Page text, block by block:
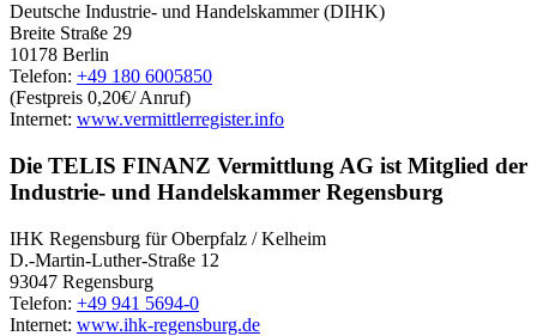
Deutsche Industrie- und Handelskammer (DIHK)
Breite Straße 29
10178 Berlin
Telefon: +49 180 6005850
(Festpreis 0,20€/ Anruf)
Internet: www.vermittlerregister.info
Die TELIS FINANZ Vermittlung AG ist Mitglied der
Industrie- und Handelskammer Regensburg
IHK Regensburg für Oberpfalz / Kelheim
D.-Martin-Luther-Straße 12
93047 Regensburg
Telefon: +49 941 5694-0
Internet: www.ihk-regensburg.de